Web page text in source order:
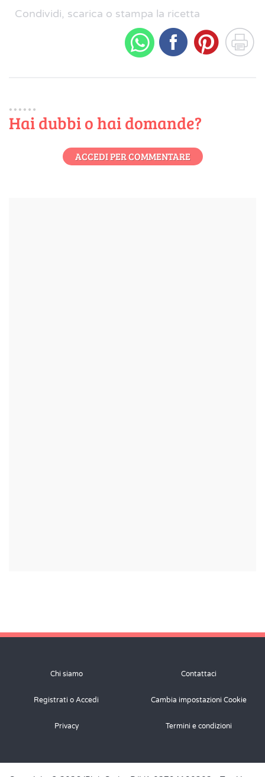
Condividi, scarica o stampa la ricetta
Hai dubbi o hai domande?
ACCEDI PER COMMENTARE
Chi siamo Contattaci
Registrati o Accedi Cambia impostazioni Cookie
Privacy Termini e condizioni